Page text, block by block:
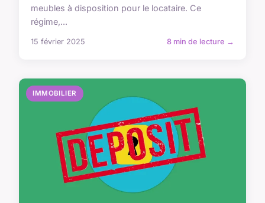
meubles à disposition pour le locataire. Ce
régime,...
15 février 2025 8 min de lecture →
IMMOBILIER